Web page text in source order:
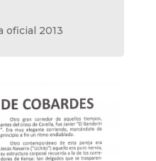
oficial 2013